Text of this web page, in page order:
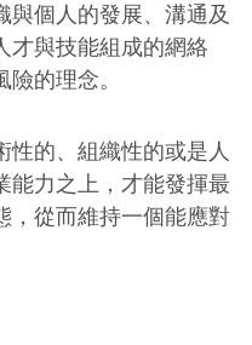
與個人的發展、溝通及
才與技能組成的網絡
的理念。
性的、組織性的或是人
能力之上，才能發揮最
，從而維持一個能應對